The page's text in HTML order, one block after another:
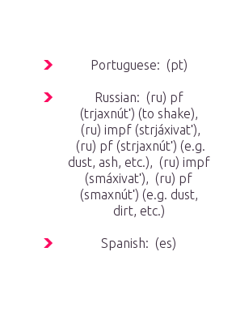
Portuguese: (pt)
Russian: (ru) pf
(trjaxnútʹ) (to shake),
(ru) impf(strjáxivatʹ),
(ru) pf(strjaxnútʹ) (e.g.
dust, ash, etc.), (ru) impf
(smáxivatʹ), (ru) pf
(smaxnútʹ) (e.g. dust,
dirt, etc.)
Spanish: (es)